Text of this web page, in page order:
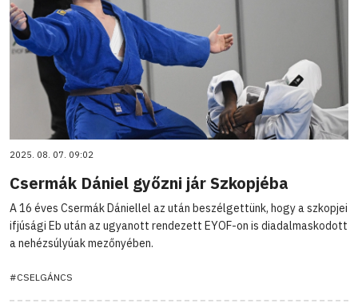
2025. 08. 07. 09:02
Csermák Dániel győzni jár Szkopjéba
A 16 éves Csermák Dániellel az után beszélgettünk, hogy a szkopjei
ifjúsági Eb után az ugyanott rendezett EYOF-on is diadalmaskodott
a nehézsúlyúak mezőnyében.
#CSELGÁNCS